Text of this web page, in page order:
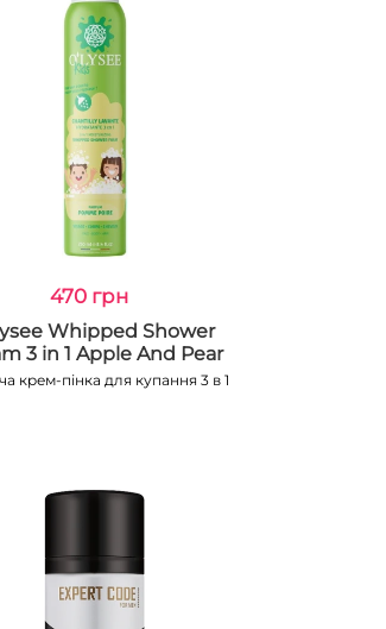
470 грн
Whipped Shower
3 in 1 Apple And Pear
крем-пінка для купання 3 в 1